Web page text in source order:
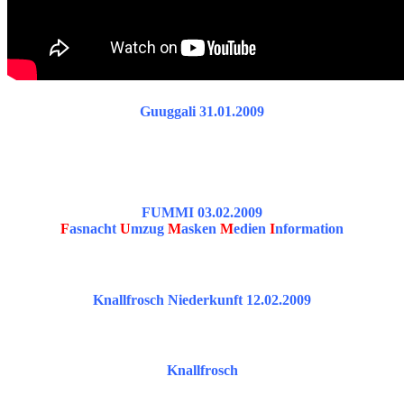
Guuggali 31.01.2009
FUMMI 03.02.2009
Fasnacht Umzug Masken Medien Information
Knallfrosch Niederkunft 12.02.2009
Knallfrosch